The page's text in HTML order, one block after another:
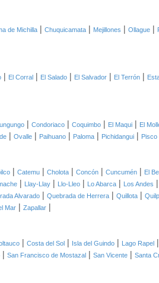
de Michilla | Chuquicamata | Mejillones | Ollague |
| El Corral | El Salado | El Salvador | El Terrón |
| Condoriaco | Coquimbo | El Maqui | El
| Ovalle | Paihuano | Paloma | Pichidangui | Pisco
| Catemu | Cholota | Concón | Cuncumén | El
| Llay-Llay | Llo-Lleo | Lo Abarca | Los Andes |
Alvarado | Quebrada de Herrera | Quillota |
Mar | Zapallar |
| Costa del Sol | Isla del Guindo | Lago Rapel |
| San Francisco de Mostazal | San Vicente | Santa